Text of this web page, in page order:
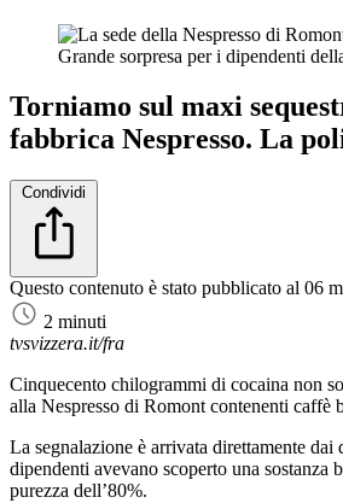
Grande sorpresa per i dipendenti
Torniamo sul maxi
fabbrica Nespresso. La
Condividi
Questo contenuto è stato pubblicato al 06
2 minuti
tvsvizzera.it/fra
Cinquecento chilogrammi di cocaina non
alla Nespresso di Romont contenenti
La segnalazione è arrivata direttamente
dipendenti avevano scoperto una sostanza
purezza dell’80%.